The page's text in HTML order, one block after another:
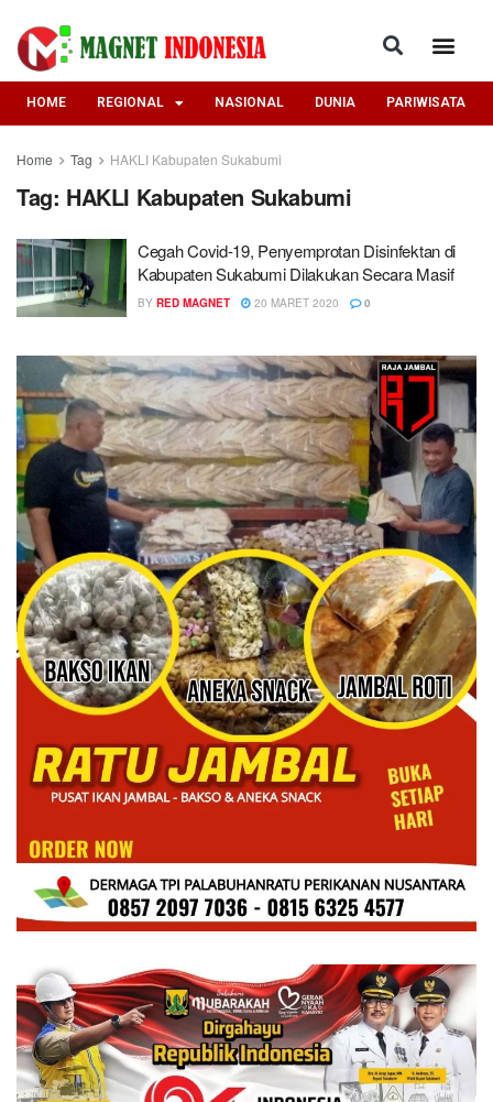
HOME REGIONAL NASIONAL DUNIA PARIWISATA
Home Tag HAKLI Kabupaten Sukabumi
Tag: HAKLI Kabupaten Sukabumi
Cegah Covid-19, Penyemprotan Disinfektan di
Kabupaten Sukabumi Dilakukan Secara Masif
BY RED MAGNET 20 MARET 2020 0